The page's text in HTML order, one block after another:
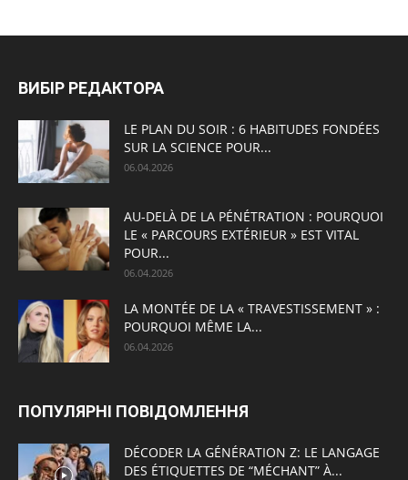
ВИБІР РЕДАКТОРА
LE PLAN DU SOIR : 6 HABITUDES FONDÉES
SUR LA SCIENCE POUR...
06.04.2026
AU-DELÀ DE LA PÉNÉTRATION : POURQUOI
LE « PARCOURS EXTÉRIEUR » EST VITAL
POUR...
06.04.2026
LA MONTÉE DE LA « TRAVESTISSEMENT » :
POURQUOI MÊME LA...
06.04.2026
ПОПУЛЯРНІ ПОВІДОМЛЕННЯ
DÉCODER LA GÉNÉRATION Z: LE LANGAGE
DES ÉTIQUETTES DE “MÉCHANT” À...